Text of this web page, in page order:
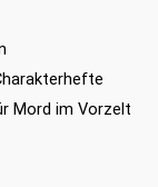
Mord im Vorzelt